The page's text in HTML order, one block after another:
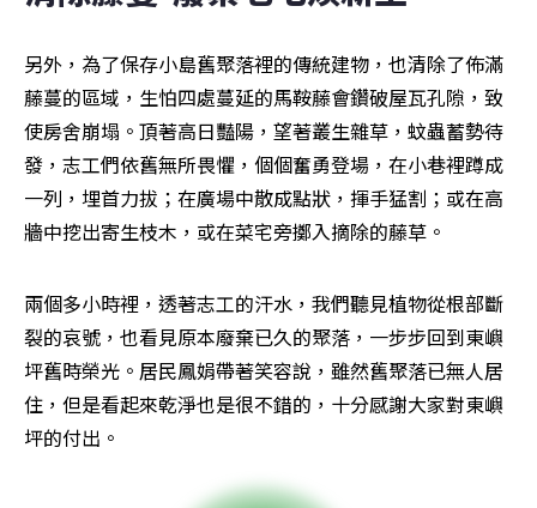
另外，為了保存小島舊聚落裡的傳統建物，也清除了佈滿
藤蔓的區域，生怕四處蔓延的馬鞍藤會鑽破屋瓦孔隙，致
使房舍崩塌。頂著高日豔陽，望著叢生雜草，蚊蟲蓄勢待
發，志工們依舊無所畏懼，個個奮勇登場，在小巷裡蹲成
一列，埋首力拔；在廣場中散成點狀，揮手猛割；或在高
牆中挖出寄生枝木，或在菜宅旁擲入摘除的藤草。
兩個多小時裡，透著志工的汗水，我們聽見植物從根部斷
裂的哀號，也看見原本廢棄已久的聚落，一步步回到東嶼
坪舊時榮光。居民鳳娟帶著笑容說，雖然舊聚落已無人居
住，但是看起來乾淨也是很不錯的，十分感謝大家對東嶼
坪的付出。